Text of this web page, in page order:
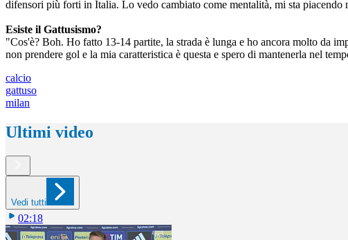
difensori più forti in Italia. Lo vedo cambiato come mentalità, mi sta piacendo
Esiste il Gattusismo?
"Cos'è? Boh. Ho fatto 13-14 partite, la strada è lunga e ho ancora molto da
non prendere gol e la mia caratteristica è questa e spero di mantenerla nel
calcio
gattuso
milan
Ultimi video
Vedi tutti
02:18